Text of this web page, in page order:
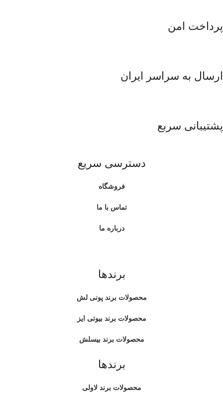
پرداخت امن
ارسال به سراسر ایران
پشتیبانی سربع
دسترسی سریع
فروشگاه
تماس با ما
درباره ما
برندها
محصولات برند پونی لش
محصولات برند بیوتی ایز
محصولات برند بیسلش
برندها
محصولات برند لاولی